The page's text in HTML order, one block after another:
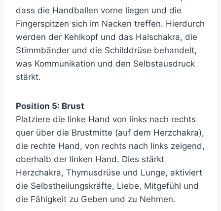
dass die Handballen vorne liegen und die
Fingerspitzen sich im Nacken treffen. Hierdurch
werden der Kehlkopf und das Halschakra, die
Stimmbänder und die Schilddrüse behandelt,
was Kommunikation und den Selbstausdruck
stärkt.
Position 5: Brust
Platziere die linke Hand von links nach rechts
quer über die Brustmitte (auf dem Herzchakra),
die rechte Hand, von rechts nach links zeigend,
oberhalb der linken Hand. Dies stärkt
Herzchakra, Thymusdrüse und Lunge, aktiviert
die Selbstheilungskräfte, Liebe, Mitgefühl und
die Fähigkeit zu Geben und zu Nehmen.